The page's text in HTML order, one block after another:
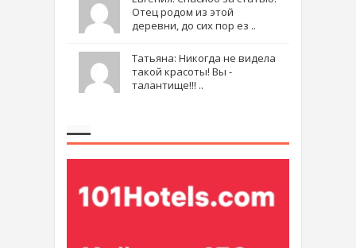
Отец родом из этой
деревни, до сих пор ез ..
Татьяна: Никогда не видела
такой красоты! Вы -
талантище!!! ..